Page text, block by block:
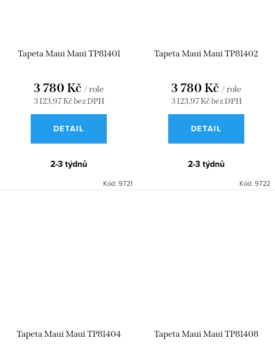
Tapeta Maui Maui TP81401
3 123,97 Kč bez DPH
3 780 Kč / role
DETAIL
2-3 týdnů
Kód: 9721
Tapeta Maui Maui TP81402
3 123,97 Kč bez DPH
3 780 Kč / role
DETAIL
2-3 týdnů
Kód: 9722
Tapeta Maui Maui TP81404 Tapeta Maui Maui TP81408